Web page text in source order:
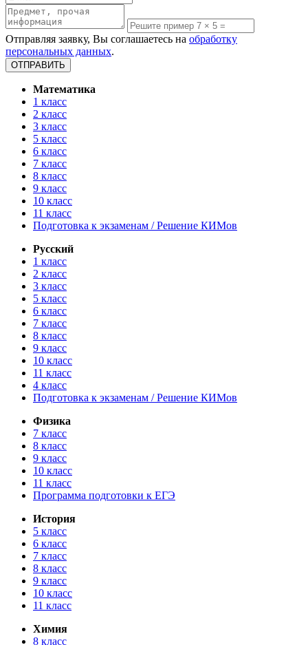
Отправляя заявку, Вы соглашаетесь на обработку
персональных данных.
Математика
1 класс
2 класс
3 класс
5 класс
6 класс
7 класс
8 класс
9 класс
10 класс
11 класс
Подготовка к экзаменам / Решение КИМов
Русский
1 класс
2 класс
3 класс
5 класс
6 класс
7 класс
8 класс
9 класс
10 класс
11 класс
4 класс
Подготовка к экзаменам / Решение КИМов
Физика
7 класс
8 класс
9 класс
10 класс
11 класс
Программа подготовки к ЕГЭ
История
5 класс
6 класс
7 класс
8 класс
9 класс
10 класс
11 класс
Химия
8 класс